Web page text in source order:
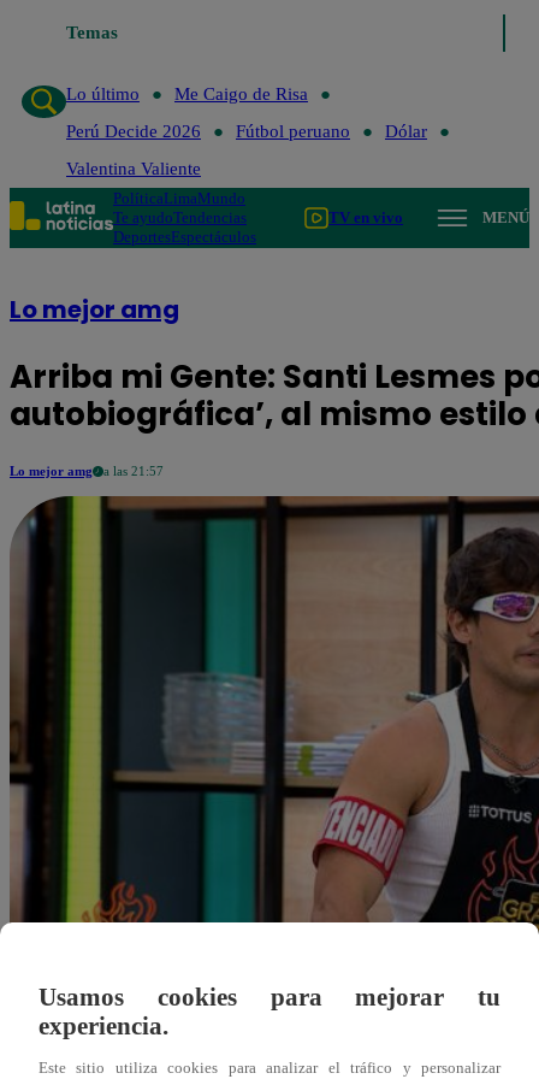
Temas
Lo último
Me Caigo de Risa
Perú Decide 2026
Fútbol peruano
Dólar
Valentina Valiente
PolíticaLimaMundo
Te ayudoTendencias
DeportesEspectáculos
TV en vivo MENÚ
Lo mejor amg
Arriba mi Gente: Santi Lesmes
autobiográfica’, al mismo estilo
Lo mejor amg a las 21:57
Alejandra Sanchez A.
Usamos cookies para mejorar tu
experiencia.
Este sitio utiliza cookies para analizar el tráfico y personalizar